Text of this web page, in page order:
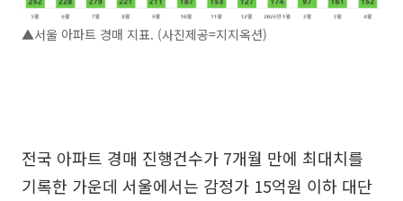
▲서울 아파트 경매 지표. (사진제공=지지옥션)
전국 아파트 경매 진행건수가 7개월 만에 최대치를
기록한 가운데 서울에서는 감정가 15억원 이하 대단